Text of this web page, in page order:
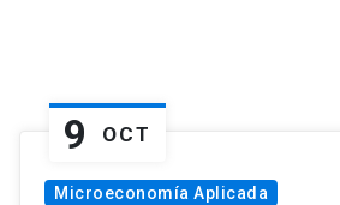
9 OCT
Microeconomía Aplicada